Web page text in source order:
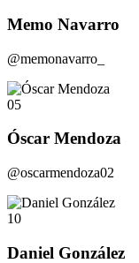
Memo Navarro
@memonavarro_
05
Óscar Mendoza
@oscarmendoza02
10
Daniel González